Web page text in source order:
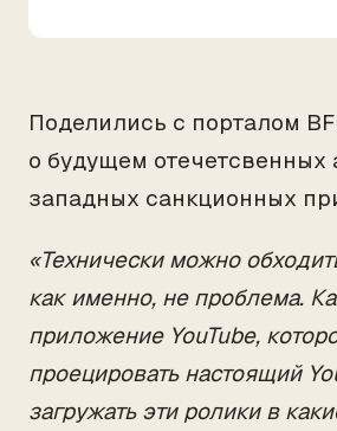
Поделились с порталом
о будущем отечетсвенных
западных санкционных
«Технически можно
как именно, не проблема.
приложение YouTube,
проецировать настоящий
загружать эти ролики в